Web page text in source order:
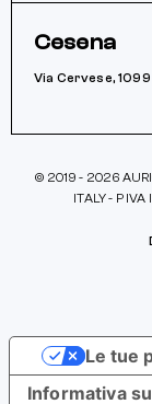
Cesena
Via Cervese, 1099
© 2019 - 2026
ITALY - P
Informativa
Le tue